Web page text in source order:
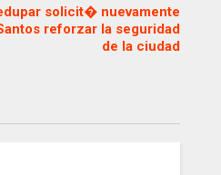
solicit� nuevamente
reforzar la seguridad
de la ciudad